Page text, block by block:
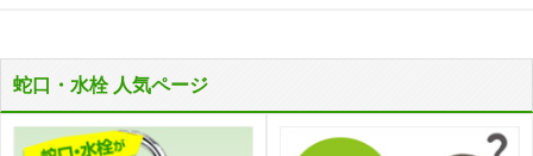
蛇口・水栓 人気ページ